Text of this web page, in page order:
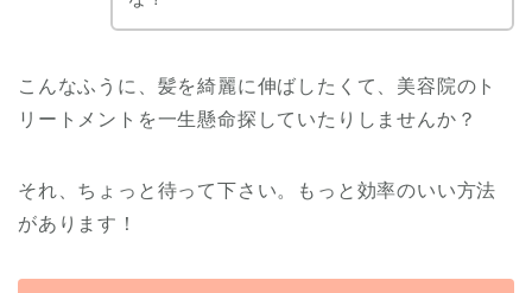
こんなふうに、髪を綺麗に伸ばしたくて、美容院のト
リートメントを一生懸命探していたりしませんか？
それ、ちょっと待って下さい。もっと効率のいい方法
があります！